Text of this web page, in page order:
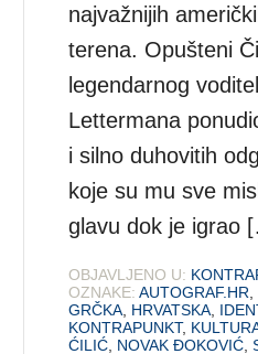
najvažnijih
terena. Opušteni
legendarnog
Lettermana
i silno duhovitih
koje su mu sve
glavu dok je igrao
OBJAVLJENO U:
OZNAKE: AUTOGRAF.HR
GRČKA HRVATSKA
KONTRAPUNKT,
ĆILIĆ NOVAK ĐOKOVIĆ ,